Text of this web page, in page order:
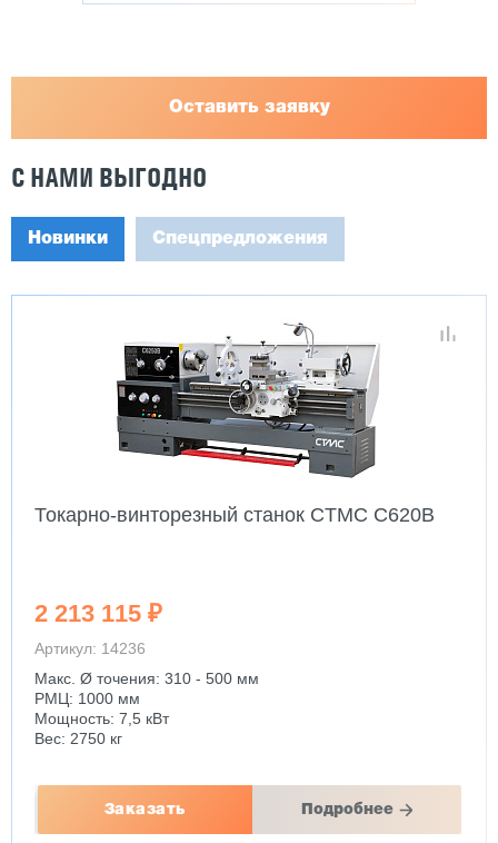
Оставить заявку
С НАМИ ВЫГОДНО
Новинки Спецпредложения
Токарно-винторезный станок CTMC C620B
2 213 115 ₽
Артикул: 14236
Макс. Ø точения: 310 - 500 мм
РМЦ: 1000 мм
Мощность: 7,5 кВт
Вес: 2750 кг
Заказать Подробнее